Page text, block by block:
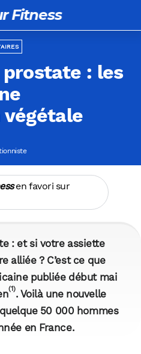
Fitness
: les
en favori sur
: et si votre assiette
alliée ? C’est ce que
publiée début mai
(1). Voilà une nouvelle
50 000 hommes
en France.